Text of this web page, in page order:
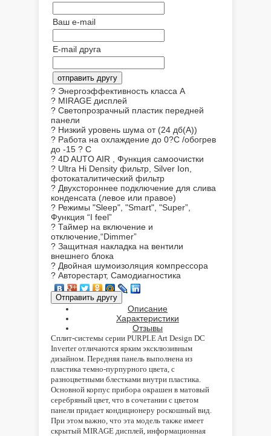
Ваш e-mail
E-mail друга
? Энергоэффективность класса A
? MIRAGE дисплей
? Светопрозрачный пластик передней
панели
? Низкий уровень шума от (24 дб(А))
? Работа на охлаждение до 0?С /обогрев
до -15 ? С
? 4D AUTO AIR , Функция самоочистки
? Ultra Hi Density фильтр, Silver Ion,
фотокаталитический фильтр
? Двухстороннее подключение для слива
конденсата (левое или правое)
? Режимы "Sleep", "Smart", "Super”,
Функция “I feel”
? Таймер на включение и
отключение,“Dimmer”
? Защитная накладка на вентили
внешнего блока
? Двойная шумоизоляция компрессора
? Авторестарт, Самодиагностика
Описание
Характеристики
Отзывы
Сплит-системы серии PURPLE Art Design DC
Inverter отличаются ярким эксклюзивным
дизайном. Передняя панель выполнена из
пластика темно-пурпурного цвета, с
разноцветными блестками внутри пластика.
Основной корпус прибора окрашен в матовый
серебряный цвет, что в сочетании с цветом
панели придает кондиционеру роскошный вид.
При этом важно, что эта модель также имеет
скрытый MIRAGE дисплей, информационная